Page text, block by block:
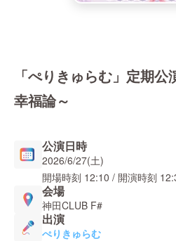
「ぺりきゅらむ」定期
幸福論～
公演日時
2026/6/27(土)
開場時刻 12:10 / 開演時刻
会場
神田CLUB F#
出演
ぺりきゅらむ